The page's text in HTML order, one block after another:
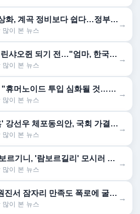
李 "부동산 정상화, 계곡 정비보다 쉽다…정부에 맞서지 말라"
많이 본 뉴스
→
[단독] 임효준, 린샤오쥔 되기 전…"엄마, 한국이 제일 무서워"
많이 본 뉴스
→
이재명 대통령 "휴머노이드 투입 심화될 것…국민기본소득 준비해야"
많이 본 뉴스
→
'공천헌금 의혹' 강선우 체포동의안, 국회 가결…"1억에 정치생명 걸 가치 ...
많이 본 뉴스
→
[단독] 진짜 람보르기니, '람보르길리' 모시러 인천공항 뜬다
많이 본 뉴스
→
54세 윤정수, 원진서 잠자리 만족도 폭로에 굴욕 "부족했니?" ('조선...
많이 본 뉴스
→